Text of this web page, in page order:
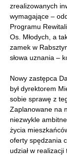
zrealizowanych
wymagające –
Programu
Os. Młodych, a
zamek w
słowa uznania –
Nowy zastępca
był dyrektorem
sobie sprawę z
Zaplanowane na
niezwykle
życia
oferty spędzania
udział w